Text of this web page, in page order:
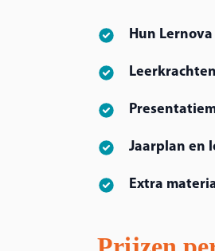
Hun
Jaarplan en
Extra